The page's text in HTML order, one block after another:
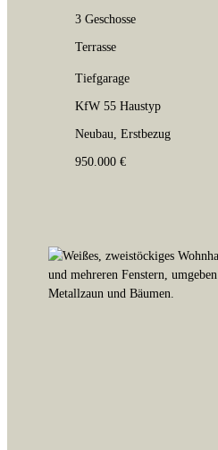
3 Geschosse
Terrasse
Tiefgarage
KfW 55 Haustyp
Neubau, Erstbezug
950.000 €